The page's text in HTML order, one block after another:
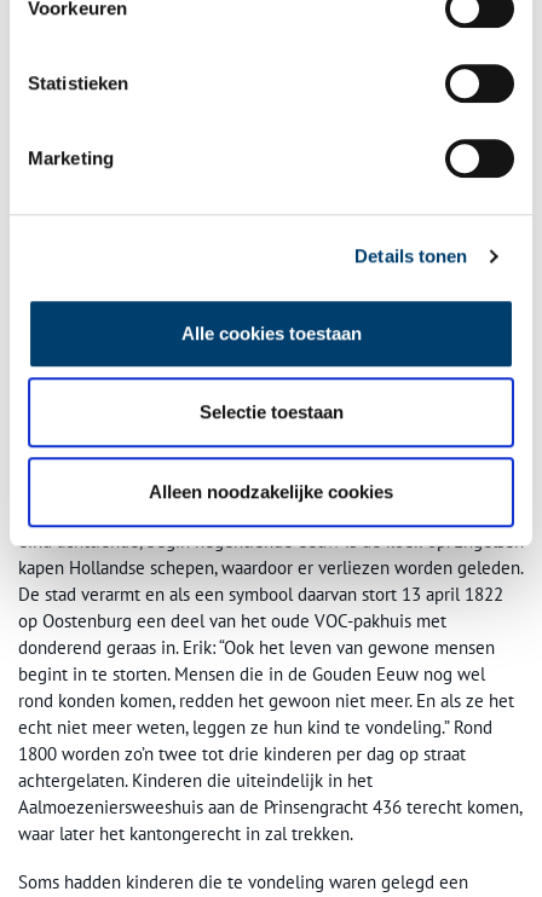
Voorkeuren
Statistieken
Marketing
Details tonen
Alle cookies toestaan
Selectie toestaan
Alleen noodzakelijke cookies
van het Aalmoezeniersweeshuis. Beeld: Stadsarchief Amsterdam. Op 7 januari
met een briefje waarop stond: ‘met vijge in de mondt is het schreuwen van dit kind
eind achttiende, begin negentiende eeuw is de koek op. Engelsen
kapen Hollandse schepen, waardoor er verliezen worden geleden.
De stad verarmt en als een symbool daarvan stort 13 april 1822
op Oostenburg een deel van het oude VOC-pakhuis met
donderend geraas in. Erik: “Ook het leven van gewone mensen
begint in te storten. Mensen die in de Gouden Eeuw nog wel
rond konden komen, redden het gewoon niet meer. En als ze het
echt niet meer weten, leggen ze hun kind te vondeling.” Rond
1800 worden zo’n twee tot drie kinderen per dag op straat
achtergelaten. Kinderen die uiteindelijk in het
Aalmoezeniersweeshuis aan de Prinsengracht 436 terecht komen,
waar later het kantongerecht in zal trekken.
Soms hadden kinderen die te vondeling waren gelegd een